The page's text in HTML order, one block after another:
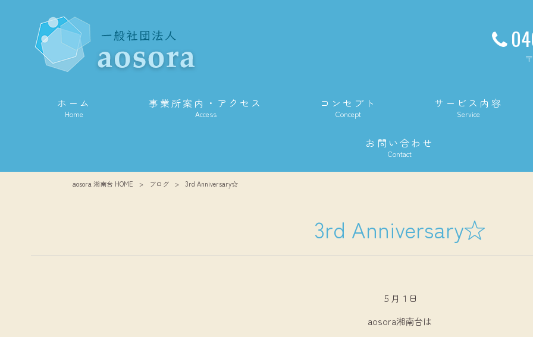
ホーム
Home
事業所案内・アクセス
Access
コンセプト
Concept
サービス内容
Service
お問い合わせ
Contact
aosora 湘南台 HOME > ブログ > 3rd Anniversary☆
3rd Anniversary☆
５月１日
aosora湘南台は